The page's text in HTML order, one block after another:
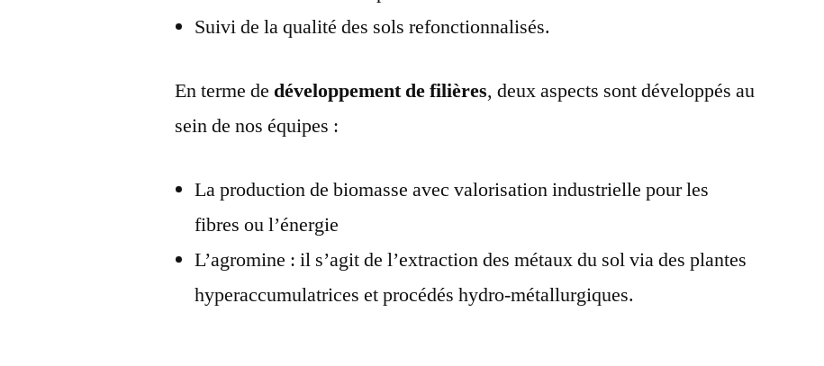
Suivi de la qualité des sols refonctionnalisés.
En terme de développement de filières, deux aspects sont développés au
sein de nos équipes :
La production de biomasse avec valorisation industrielle pour les
fibres ou l’énergie
L’agromine : il s’agit de l’extraction des métaux du sol via des plantes
hyperaccumulatrices et procédés hydro-métallurgiques.